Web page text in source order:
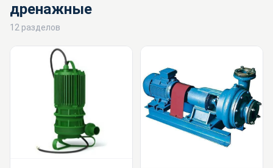
дренажные
12 разделов